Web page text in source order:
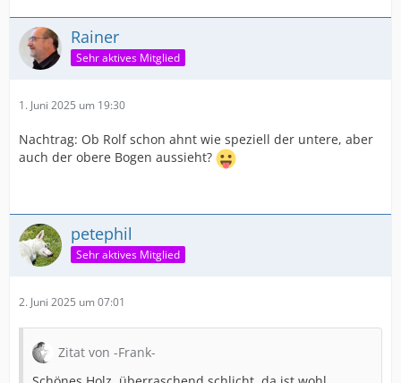
Rainer
Sehr aktives Mitglied
1. Juni 2025 um 19:30
Nachtrag: Ob Rolf schon ahnt wie speziell der untere, aber
auch der obere Bogen aussieht?
petephil
Sehr aktives Mitglied
2. Juni 2025 um 07:01
Zitat von -Frank-